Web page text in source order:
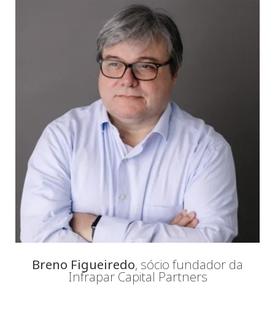
Breno Figueiredo, sócio fundador da
Infrapar Capital Partners